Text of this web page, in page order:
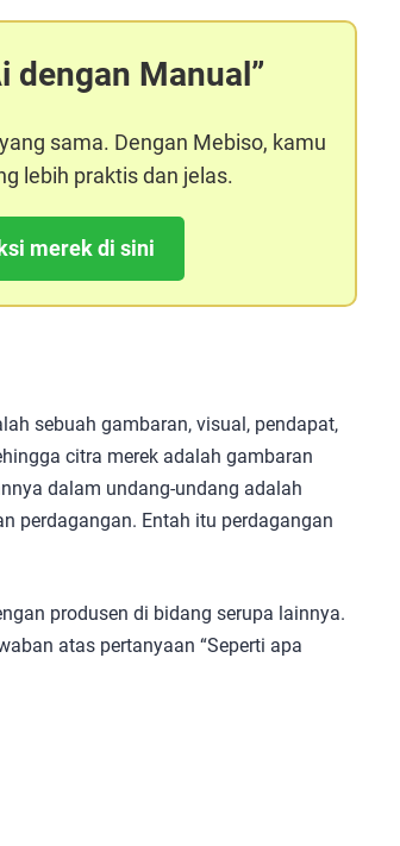
dengan Manual
sama. Dengan Mebiso, kamu
lebih praktis dan jelas.
merek di sini
sebuah gambaran, visual, pendapat,
citra merek adalah gambaran
dalam undang-undang adalah
perdagangan. Entah itu perdagangan
produsen di bidang serupa lainnya.
atas pertanyaan “Seperti apa